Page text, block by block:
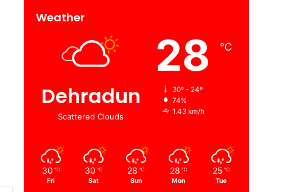
Weather
Dehradun
Scattered Clouds
28 ℃
30º - 24º
74%
1.43 km/h
30 ℃
Fri
30 ℃
Sat
28 ℃
Sun
28 ℃
Mon
25 ℃
Tue